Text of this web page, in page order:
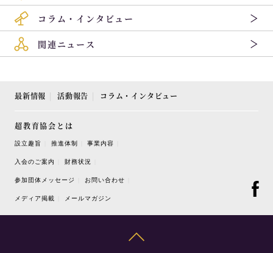
コラム・インタビュー
関連ニュース
最新情報 活動報告 コラム・インタビュー
超教育協会とは
設立趣旨 推進体制 事業内容
入会のご案内 財務状況
参加団体メッセージ お問い合わせ
メディア掲載 メールマガジン